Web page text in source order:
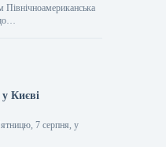
Києві
7 серпня, у